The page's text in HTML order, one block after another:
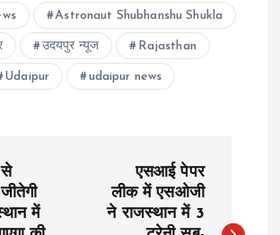
Astronaut Shubhanshu Shukla
उदयपुर न्यूज Rajasthan
Udaipur udaipur news
से
में
एसआई पेपर
लीक में एसओजी
ने राजस्थान में 3